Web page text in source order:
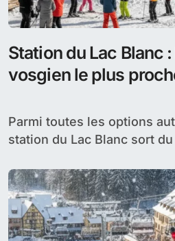
Station du Lac Blanc
vosgien le plus
Parmi toutes les options autour de Colmar, la
station du Lac Blanc sort